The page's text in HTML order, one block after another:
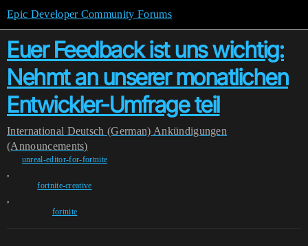
Epic Developer Community Forums
Euer Feedback ist uns wichtig:
Nehmt an unserer monatlichen
Entwickler-Umfrage teil
International Deutsch (German) Ankündigungen
(Announcements)
unreal-editor-for-fortnite
,
fortnite-creative
,
fortnite